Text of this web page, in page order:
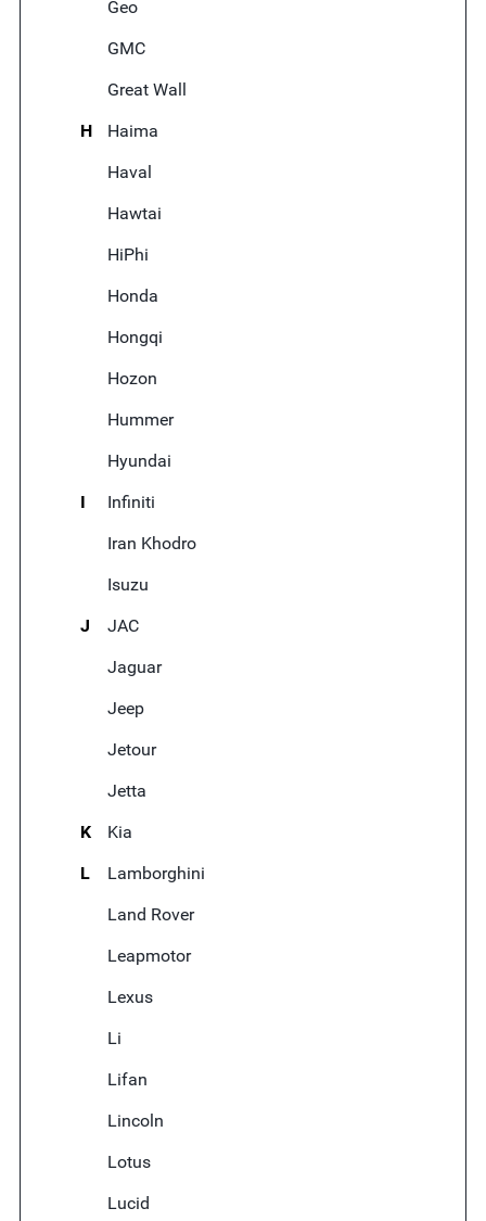
Geo
GMC
Great Wall
H
Haima
Haval
Hawtai
HiPhi
Honda
Hongqi
Hozon
Hummer
Hyundai
I
Infiniti
Iran Khodro
Isuzu
J
JAC
Jaguar
Jeep
Jetour
Jetta
K
Kia
L
Lamborghini
Land Rover
Leapmotor
Lexus
Li
Lifan
Lincoln
Lotus
Lucid